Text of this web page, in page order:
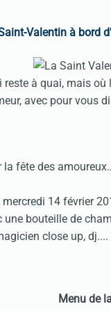
Valentin à bord
reste à quai, mais
avec pour vous
la fête des
14 février
une bouteille de
close up, dj....
Menu de